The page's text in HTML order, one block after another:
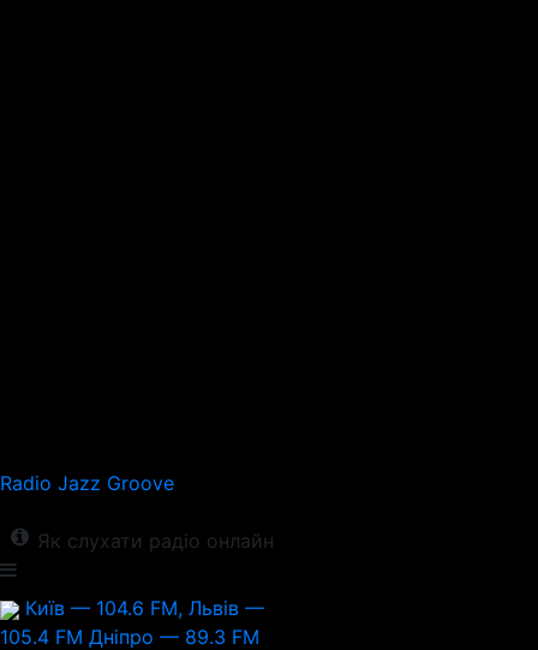
Radio Jazz Groove
Як слухати радіо онлайн
Київ — 104.6 FM, Львів —
105.4 FM Дніпро — 89.3 FM